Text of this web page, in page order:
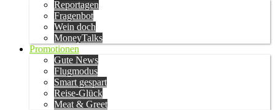
Reportagen
Fragenbot
Wein doch
MoneyTalks
Promotionen
Gute News
Flugmodus
Smart gespart
Reise-Glück
Meat & Greet